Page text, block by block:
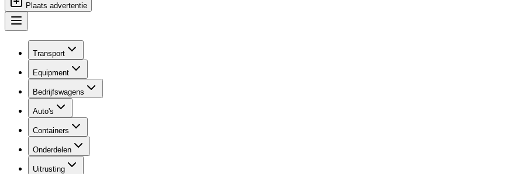
Plaats advertentie
Transport
Equipment
Bedrijfswagens
Auto's
Containers
Onderdelen
Uitrusting